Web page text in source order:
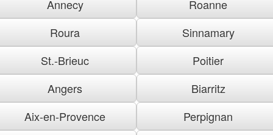
Annecy
Roanne
Roura
Sinnamary
St.-Brieuc
Poitier
Angers
Biarritz
Aix-en-Provence
Perpignan